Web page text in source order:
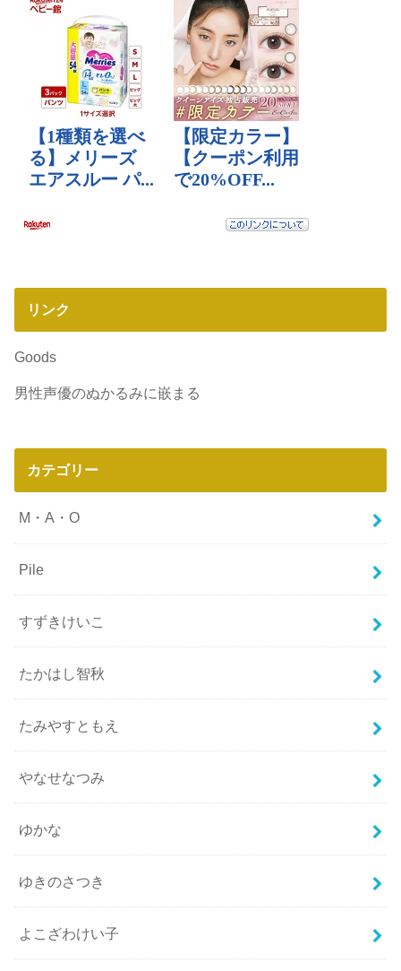
リンク
Goods
男性声優のぬかるみに嵌まる
カテゴリー
M・A・O
Pile
すずきけいこ
たかはし智秋
たみやすともえ
やなせなつみ
ゆかな
ゆきのさつき
よこざわけい子